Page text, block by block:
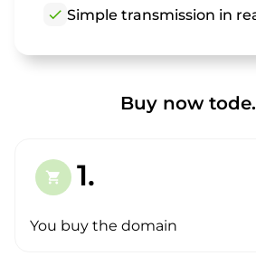
check Simple transmission in
Buy now
shopping_cart 1.
You buy the domain